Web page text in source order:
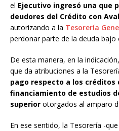
el Ejecutivo ingresó una que
deudores del Crédito con
autorizando a la Tesorería
perdonar parte de la deuda bajo
De esta manera, en la
que da atribuciones a la
pago respecto a los créditos
financiamiento de estudios
superior otorgados al amparo
En ese sentido, la Tesorería -